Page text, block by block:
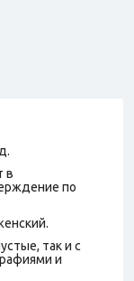
в
по
так и с
и